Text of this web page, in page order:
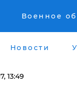
Военное
Новости
13:49